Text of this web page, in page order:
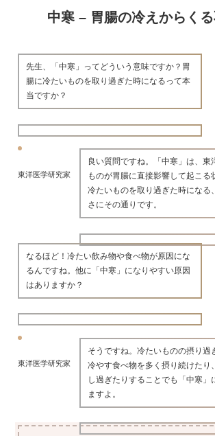
中寒 – 胃腸の冷えからく
先生、「中寒」ってどういう意味ですか？胃
腸に冷たいものを取り過ぎた時になるって本
当ですか？
東洋医学研究家
良い質問ですね。「中寒」は、東
ものが胃腸に直接影響して起こる
冷たいものを取り過ぎた時になる
さにその通りです。
なるほど！冷たい飲み物や食べ物が原因にな
るんですね。他に「中寒」になりやすい原因
はありますか？
東洋医学研究家
そうですね。冷たいものの摂り過
冷やす食べ物を多く摂り続けたり
し過ぎたりすることでも「中寒」
ますよ。